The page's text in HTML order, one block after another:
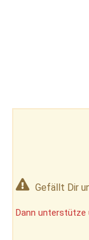
Gefällt Dir
Dann unterstütze